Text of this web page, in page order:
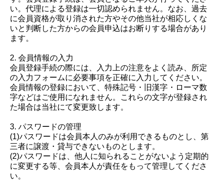
い。代理による登録は一切認められません。なお、過去
に会員資格が取り消された方やその他当社が相応しくな
いと判断した方からの会員申込はお断りする場合があり
ます。
2. 会員情報の入力
会員登録手続の際には、入力上の注意をよく読み、所定
の入力フォームに必要事項を正確に入力してください。
会員情報の登録において、特殊記号・旧漢字・ローマ数
字などはご使用になれません。これらの文字が登録され
た場合は当社にて変更致します。
3. パスワードの管理
(1)パスワードは会員本人のみが利用できるものとし、第
三者に譲渡・貸与できないものとします。
(2)パスワードは、他人に知られることがないよう定期的
に変更する等、会員本人が責任をもって管理してくださ
い。